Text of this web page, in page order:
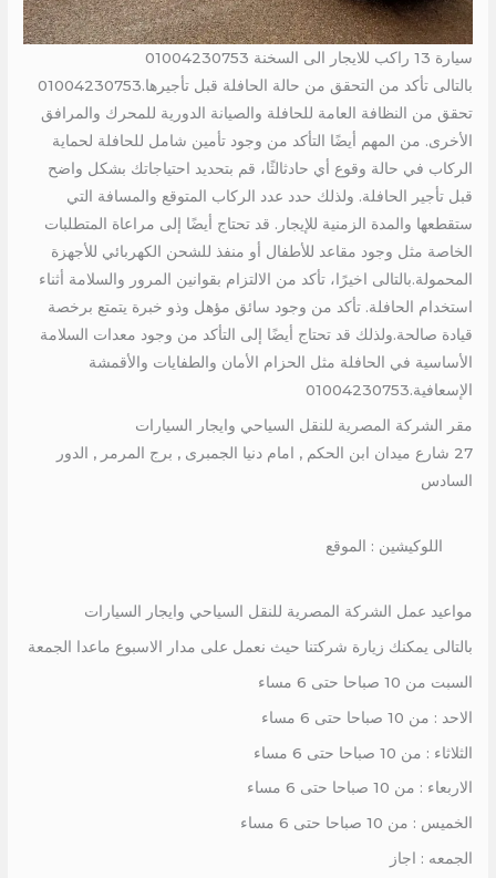
سيارة 13 راكب للايجار الى السخنة 01004230753
بالتالى تأكد من التحقق من حالة الحافلة قبل تأجيرها.01004230753
تحقق من النظافة العامة للحافلة والصيانة الدورية للمحرك والمرافق
الأخرى. من المهم أيضًا التأكد من وجود تأمين شامل للحافلة لحماية
الركاب في حالة وقوع أي حادثالثًا، قم بتحديد احتياجاتك بشكل واضح
قبل تأجير الحافلة. ولذلك حدد عدد الركاب المتوقع والمسافة التي
ستقطعها والمدة الزمنية للإيجار. قد تحتاج أيضًا إلى مراعاة المتطلبات
الخاصة مثل وجود مقاعد للأطفال أو منفذ للشحن الكهربائي للأجهزة
المحمولة.بالتالى اخيرًا، تأكد من الالتزام بقوانين المرور والسلامة أثناء
استخدام الحافلة. تأكد من وجود سائق مؤهل وذو خبرة يتمتع برخصة
قيادة صالحة.ولذلك قد تحتاج أيضًا إلى التأكد من وجود معدات السلامة
الأساسية في الحافلة مثل الحزام الأمان والطفايات والأقمشة
الإسعافية.01004230753
مقر الشركة المصرية للنقل السياحي وايجار السيارات
27 شارع ميدان ابن الحكم , امام دنيا الجمبرى , برج المرمر , الدور
السادس
اللوكيشين : الموقع
مواعيد عمل الشركة المصرية للنقل السياحي وايجار السيارات
بالتالى يمكنك زيارة شركتنا حيث نعمل على مدار الاسبوع ماعدا الجمعة
السبت من 10 صباحا حتى 6 مساء
الاحد : من 10 صباحا حتى 6 مساء
الثلاثاء : من 10 صباحا حتى 6 مساء
الاربعاء : من 10 صباحا حتى 6 مساء
الخميس : من 10 صباحا حتى 6 مساء
الجمعه : اجاز